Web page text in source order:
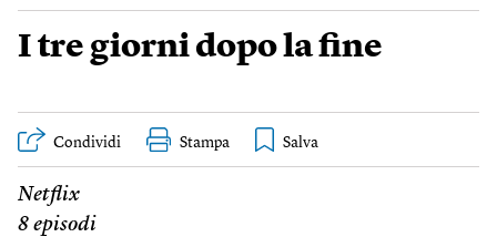
I tre giorni dopo la fine
Condividi Stampa
Netflix
8 episodi